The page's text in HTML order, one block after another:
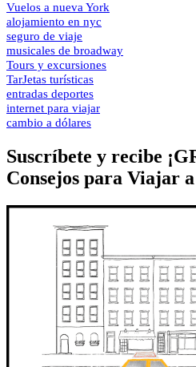
Vuelos a nueva York
alojamiento en nyc
seguro de viaje
musicales de broadway
Tours y excursiones
TarJetas turísticas
entradas deportes
internet para viajar
cambio a dólares
Suscríbete y recibe
Consejos para Viajar